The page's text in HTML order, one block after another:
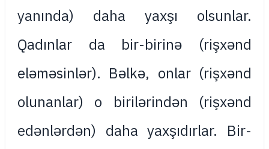
yanında) daha yaxşı olsunlar.
Qadınlar da bir-birinə (rişxənd
eləməsinlər). Bəlkə, onlar (rişxənd
olunanlar) o birilərindən (rişxənd
edənlərdən) daha yaxşıdırlar. Bir-